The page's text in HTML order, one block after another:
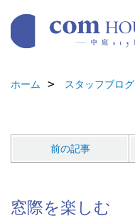
ホーム スタッフブログ
前の記事
窓際を楽しむ